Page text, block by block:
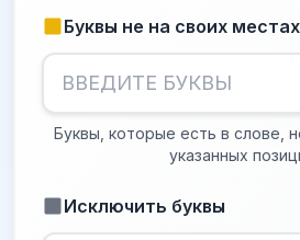
Буквы не на своих местах
Буквы, которые есть в слове,
указанных
Исключить буквы